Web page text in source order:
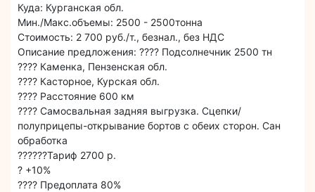
Куда: Курганская обл.
Мин./Макс.объемы: 2500 - 2500тонна
Стоимость: 2 700 руб./т., безнал., без НДС
Описание предложения: ???? Подсолнечник 2500 тн
???? Каменка, Пензенская обл.
???? Касторное, Курская обл.
???? Расстояние 600 км
???? Самосвальная задняя выгрузка. Сцепки/
полуприцепы-открывание бортов с обеих сторон. Сан
обработка
??????Тариф 2700 р.
? +10%
???? Предоплата 80%